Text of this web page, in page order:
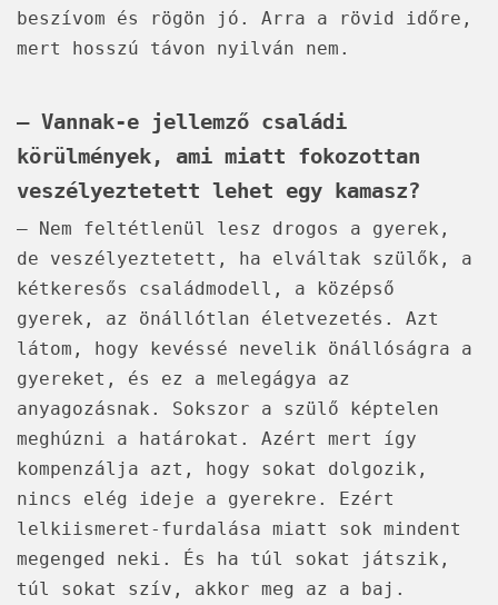
beszívom és rögön jó. Arra a rövid időre,
mert hosszú távon nyilván nem.
– Vannak-e jellemző családi
körülmények, ami miatt fokozottan
veszélyeztetett lehet egy kamasz?
– Nem feltétlenül lesz drogos a gyerek,
de veszélyeztetett, ha elváltak szülők, a
kétkeresős családmodell, a középső
gyerek, az önállótlan életvezetés. Azt
látom, hogy kevéssé nevelik önállóságra a
gyereket, és ez a melegágya az
anyagozásnak. Sokszor a szülő képtelen
meghúzni a határokat. Azért mert így
kompenzálja azt, hogy sokat dolgozik,
nincs elég ideje a gyerekre. Ezért
lelkiismeret-furdalása miatt sok mindent
megenged neki. És ha túl sokat játszik,
túl sokat szív, akkor meg az a baj.